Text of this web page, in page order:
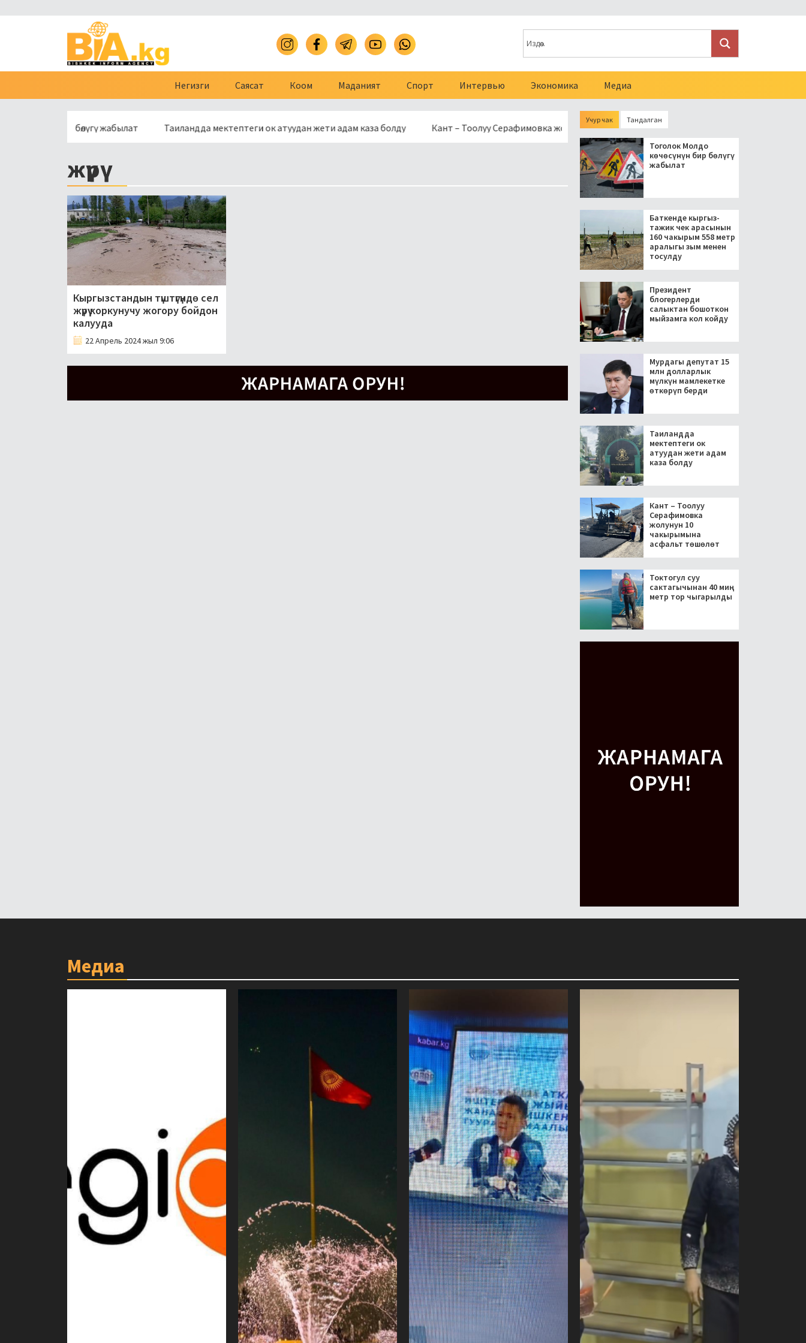
Негизги Саясат Коом Маданият Спорт Интервью Экономика Медиа
бир бөлүгү жабылат Таиландда мектептеги ок атуудан жети адам каза болду Кант – Тоолуу Серафимовка жолунун 10 чакырымына асфальт төшөлөт
жүрүү
Кыргызстандын түштүгүндө сел
жүрүү коркунучу жогору бойдон
калууда
22 Апрель 2024 жыл 9:06
Учур чак Тандалган
Тоголок Молдо
көчөсүнүн бир бөлүгү
жабылат
Баткенде кыргыз-
тажик чек арасынын
160 чакырым 558 метр
аралыгы зым менен
тосулду
Президент
блогерлерди
салыктан бошоткон
мыйзамга кол койду
Мурдагы депутат 15
млн долларлык
мүлкүн мамлекетке
өткөрүп берди
Таиландда
мектептеги ок
атуудан жети адам
каза болду
Кант – Тоолуу
Серафимовка
жолунун 10
чакырымына
асфальт төшөлөт
Токтогул суу
сактагычынан 40 миң
метр тор чыгарылды
Медиа